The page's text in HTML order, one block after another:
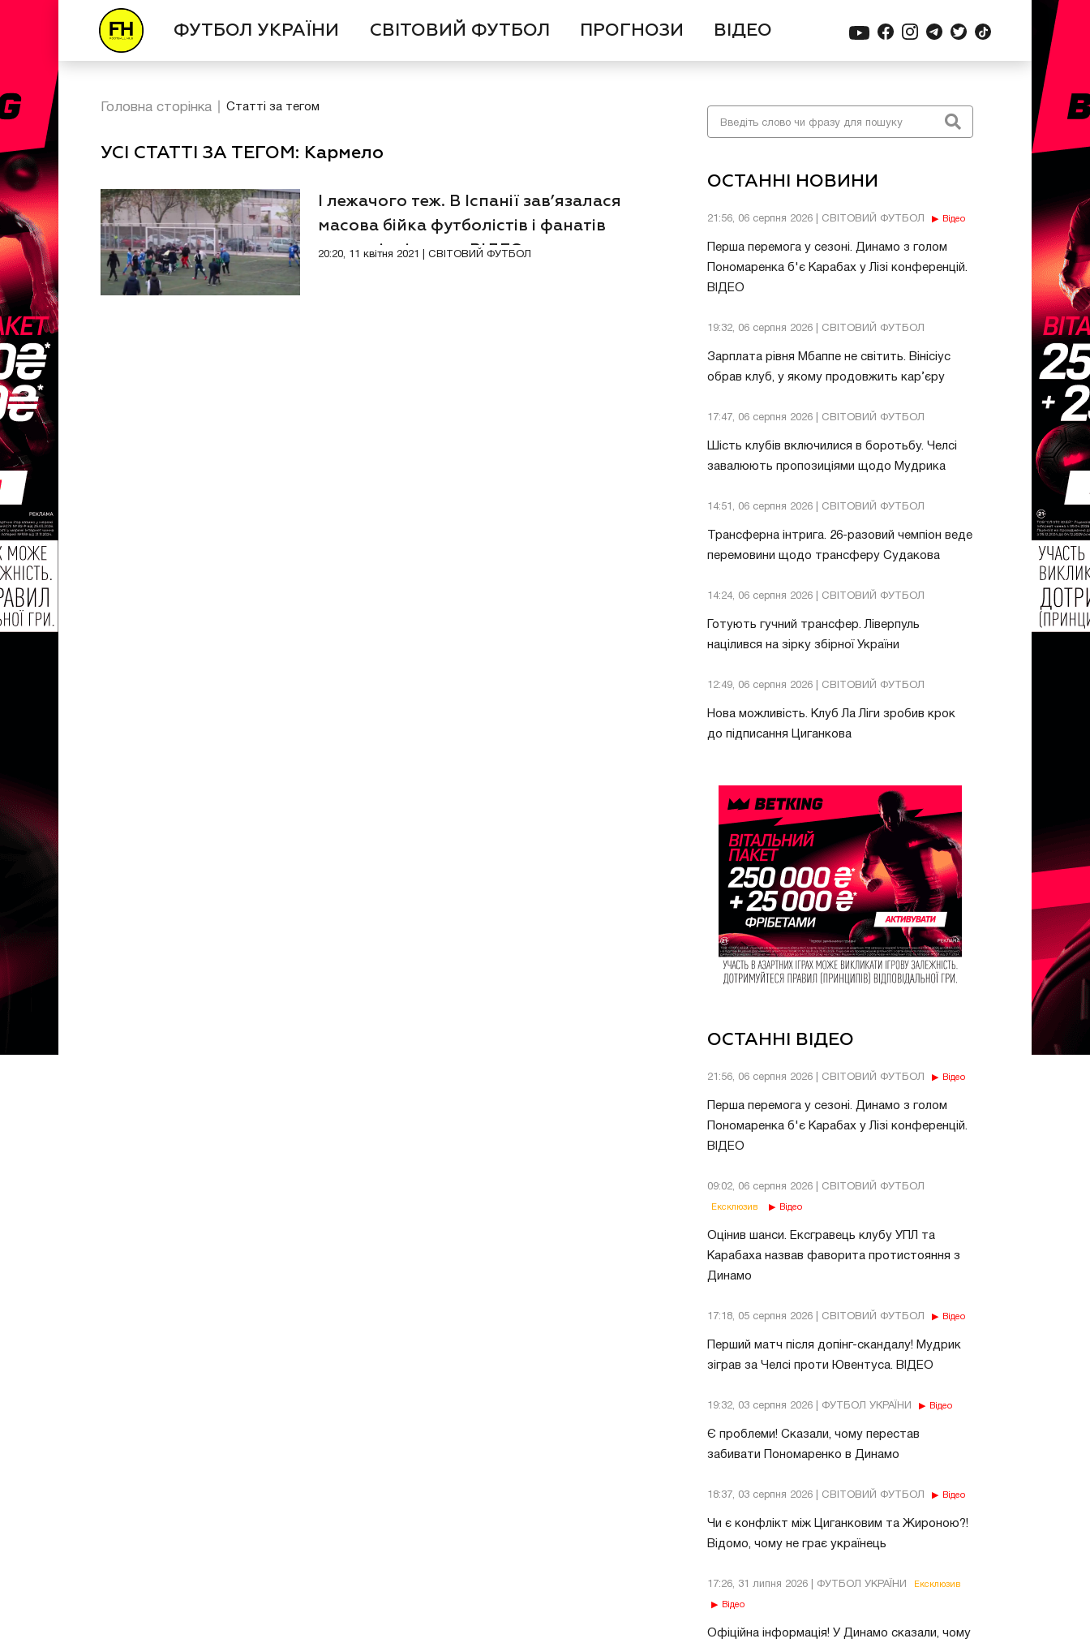
ФУТБОЛ УКРАЇНИ СВІТОВИЙ ФУТБОЛ ПРОГНОЗИ ВІДЕО
ОСТАННІ НОВИНИ
21:56, 06 серпня 2026 | СВІТОВИЙ ФУТБОЛ Відео
Перша перемога у сезоні. Динамо з голом
Пономаренка б'є Карабах у Лізі конференцій.
ВІДЕО
19:32, 06 серпня 2026 | СВІТОВИЙ ФУТБОЛ
Зарплата рівня Мбаппе не світить. Вінісіус
обрав клуб, у якому продовжить кар’єру
17:47, 06 серпня 2026 | СВІТОВИЙ ФУТБОЛ
Шість клубів включилися в боротьбу. Челсі
завалюють пропозиціями щодо Мудрика
14:51, 06 серпня 2026 | СВІТОВИЙ ФУТБОЛ
Трансферна інтрига. 26-разовий чемпіон веде
перемовини щодо трансферу Судакова
14:24, 06 серпня 2026 | СВІТОВИЙ ФУТБОЛ
Готують гучний трансфер. Ліверпуль
націлився на зірку збірної України
12:49, 06 серпня 2026 | СВІТОВИЙ ФУТБОЛ
Нова можливість. Клуб Ла Ліги зробив крок
до підписання Циганкова
ОСТАННІ ВІДЕО
21:56, 06 серпня 2026 | СВІТОВИЙ ФУТБОЛ Відео
Перша перемога у сезоні. Динамо з голом
Пономаренка б'є Карабах у Лізі конференцій.
ВІДЕО
09:02, 06 серпня 2026 | СВІТОВИЙ ФУТБОЛ
Ексклюзив Відео
Оцінив шанси. Ексгравець клубу УПЛ та
Карабаха назвав фаворита протистояння з
Динамо
17:18, 05 серпня 2026 | СВІТОВИЙ ФУТБОЛ Відео
Перший матч після допінг-скандалу! Мудрик
зіграв за Челсі проти Ювентуса. ВІДЕО
19:32, 03 серпня 2026 | ФУТБОЛ УКРАЇНИ Відео
Є проблеми! Сказали, чому перестав
забивати Пономаренко в Динамо
18:37, 03 серпня 2026 | СВІТОВИЙ ФУТБОЛ Відео
Чи є конфлікт між Циганковим та Жироною?!
Відомо, чому не грає українець
17:26, 31 липня 2026 | ФУТБОЛ УКРАЇНИ Ексклюзив
Відео
Офіційна інформація! У Динамо сказали, чому
Головна сторінка Статті за тегом
УСІ СТАТТІ ЗА ТЕГОМ: Кармело
І лежачого теж. В Іспанії зав’язалася
масова бійка футболістів і фанатів
наприкінці матчу. ВІДЕО
20:20, 11 квітня 2021 | СВІТОВИЙ ФУТБОЛ